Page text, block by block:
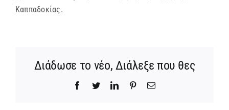
Καππαδοκίας.
Διάδωσε το νέο, Διάλεξε που θες
Facebook
TwitterLinkedInPinterestEmail